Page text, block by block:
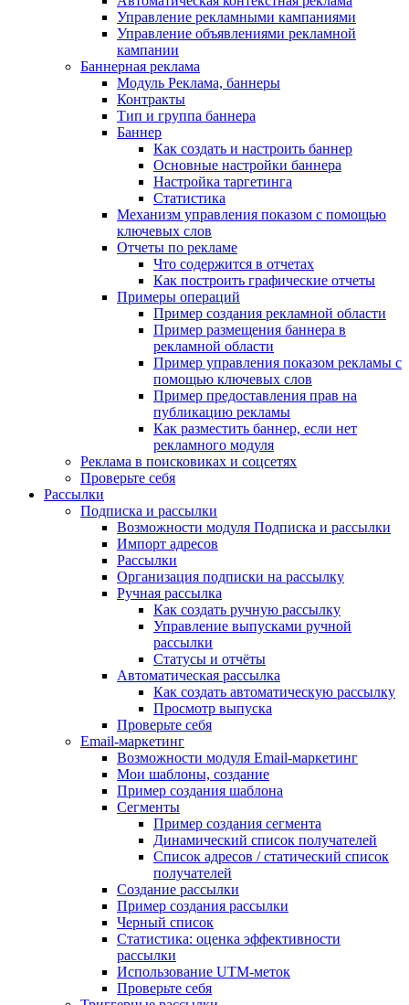
Управление рекламными кампаниями
Управление объявлениями рекламной
кампании
Баннерная реклама
Модуль Реклама, баннеры
Контракты
Тип и группа баннера
Баннер
Как создать и настроить баннер
Основные настройки баннера
Настройка таргетинга
Статистика
Механизм управления показом с помощью
ключевых слов
Отчеты по рекламе
Что содержится в отчетах
Как построить графические отчеты
Примеры операций
Пример создания рекламной области
Пример размещения баннера в
рекламной области
Пример управления показом рекламы с
помощью ключевых слов
Пример предоставления прав на
публикацию рекламы
Как разместить баннер, если нет
рекламного модуля
Реклама в поисковиках и соцсетях
Проверьте себя
Рассылки
Подписка и рассылки
Возможности модуля Подписка и рассылки
Импорт адресов
Рассылки
Организация подписки на рассылку
Ручная рассылка
Как создать ручную рассылку
Управление выпусками ручной
рассылки
Статусы и отчёты
Автоматическая рассылка
Как создать автоматическую рассылку
Просмотр выпуска
Проверьте себя
Email-маркетинг
Возможности модуля Email-маркетинг
Мои шаблоны, создание
Пример создания шаблона
Сегменты
Пример создания сегмента
Динамический список получателей
Список адресов / статический список
получателей
Создание рассылки
Пример создания рассылки
Черный список
Статистика: оценка эффективности
рассылки
Использование UTM-меток
Проверьте себя